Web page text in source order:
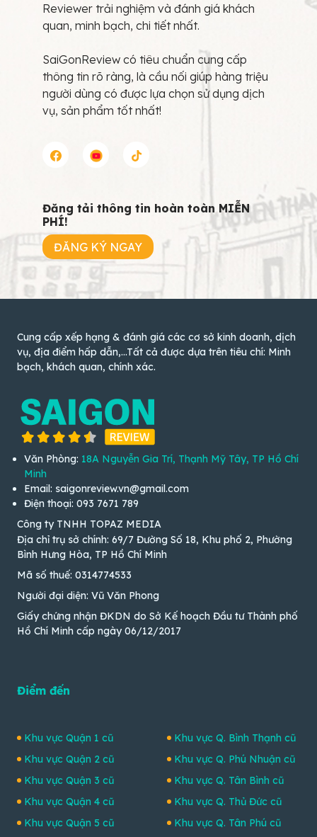
Reviewer trải nghiệm và đánh giá khách
quan, minh bạch, chi tiết nhất.
SaiGonReview có tiêu chuẩn cung cấp
thông tin rõ ràng, là cầu nối giúp hàng triệu
người dùng có được lựa chọn sử dụng dịch
vụ, sản phẩm tốt nhất!
Đăng tải thông tin hoàn toàn MIỄN
PHÍ!
ĐĂNG KÝ NGAY
Cung cấp xếp hạng & đánh giá các cơ sở kinh doanh, dịch
vụ, địa điểm hấp dẫn,...Tất cả được dựa trên tiêu chí: Minh
bạch, khách quan, chính xác.
Văn Phòng: 18A Nguyễn Gia Trí, Thạnh Mỹ Tây, TP Hồ Chí
Minh
Email: saigonreview.vn@gmail.com
Điện thoại: 093 7671 789
Công ty TNHH TOPAZ MEDIA
Địa chỉ trụ sở chính: 69/7 Đường Số 18, Khu phố 2, Phường
Bình Hưng Hòa, TP Hồ Chí Minh
Mã số thuế: 0314774533
Người đại diện: Vũ Văn Phong
Giấy chứng nhận ĐKDN do Sở Kế hoạch Đầu tư Thành phố
Hồ Chí Minh cấp ngày 06/12/2017
Điểm đến
Khu vực Quận 1 cũ
Khu vực Quận 2 cũ
Khu vực Quận 3 cũ
Khu vực Quận 4 cũ
Khu vực Quận 5 cũ
Khu vực Q. Bình Thạnh cũ
Khu vực Q. Phú Nhuận cũ
Khu vực Q. Tân Bình cũ
Khu vực Q. Thủ Đức cũ
Khu vực Q. Tân Phú cũ